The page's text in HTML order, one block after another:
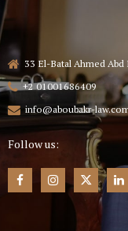
33 El-Batal Ahmed
+2 01001686409
info@aboubakr-
Follow us: